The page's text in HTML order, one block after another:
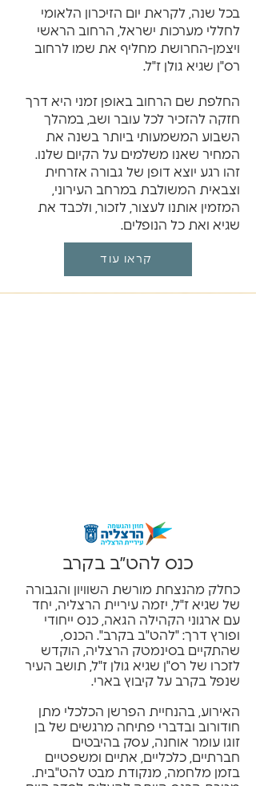
בכל שנה, לקראת יום הזיכרון הלאומי
לחללי מערכות ישראל, הרחוב הראשי
ויצמן-החרושת מחליף את שמו לרחוב
רס"ן שגיא גולן ז"ל.
החלפת שם הרחוב באופן זמני היא דרך
חזקה להזכיר לכל עובר ושב, במהלך
השבוע המשמעותי ביותר בשנה את
המחיר שאנו משלמים על הקיום שלנו.
זהו רגע יוצא דופן של גבורה אזרחית
וצבאית המשולבת במרחב העירוני,
המזמין אותנו לעצור, לזכור, ולכבד את
שגיא ואת כל הנופלים.
קראו עוד
כנס להט״ב בקרב
כחלק מהנצחת מורשת השוויון והגבורה
של שגיא ז"ל, יזמה עיריית הרצליה, יחד
עם ארגוני הקהילה הגאה, כנס ייחודי
ופורץ דרך: "להט"ב בקרב". הכנס,
שהתקיים בסינמטק הרצליה, הוקדש
לזכרו של רס"ן שגיא גולן ז"ל, תושב העיר
שנפל בקרב על קיבוץ בארי.
האירוע, בהנחיית הפרשן הכלכלי מתן
חודורוב ובדברי פתיחה מרגשים של בן
זוגו עומר אוחנה, עסק בהיבטים
חברתיים, כלכליים, אתיים ומשפטיים
בזמן מלחמה, מנקודת מבט להט"בית.